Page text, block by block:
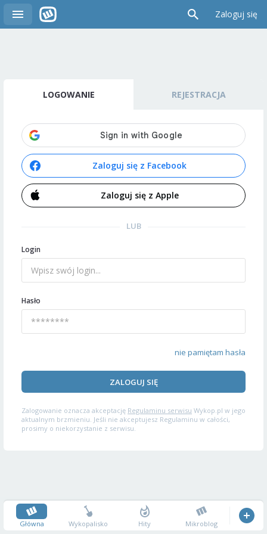
Zaloguj się
LOGOWANIE REJESTRACJA
Zaloguj się z Facebook
Zaloguj się z Apple
LUB
Login
Hasło
nie pamiętam hasła
ZALOGUJ SIĘ
Zalogowanie oznacza akceptację Regulaminu serwisu Wykop.pl w jego
aktualnym brzmieniu. Jeśli nie akceptujesz Regulaminu w całości,
prosimy o niekorzystanie z serwisu.
Główna Wykopalisko Hity Mikroblog